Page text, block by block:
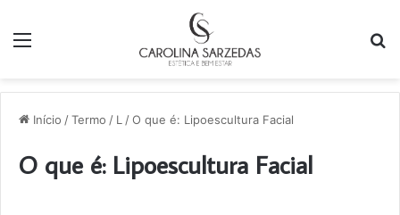
Início /Termo / L /O que é: Lipoescultura Facial
O que é: Lipoescultura Facial